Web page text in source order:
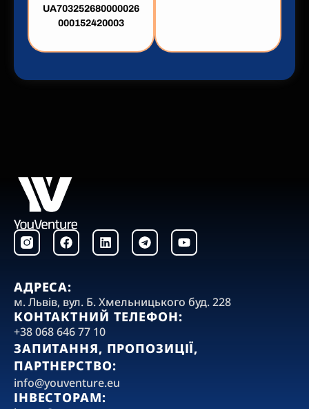
UA703252680000026
000152420003
F
a
c
b
o
o
k
L
i
n
d
i
n
T
e
l
r
a
m
Y
o
u
b
e
АДРЕСА:
‍м. Львів, вул. Б. Хмельницького буд. 228
КОНТАКТНИЙ ТЕЛЕФОН:
+38 068 646 77 10
ЗАПИТАННЯ, ПРОПОЗИЦІЇ,
ПАРТНЕРСТВО:
‍info@youventure.eu
ІНВЕСТОРАМ: